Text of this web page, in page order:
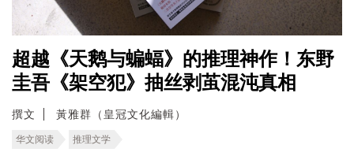
超越《天鹅与蝙蝠》的推理神作！东野
圭吾《架空犯》抽丝剥茧混沌真相
撰文 黃雅群（皇冠文化編輯）
华文阅读 推理文学